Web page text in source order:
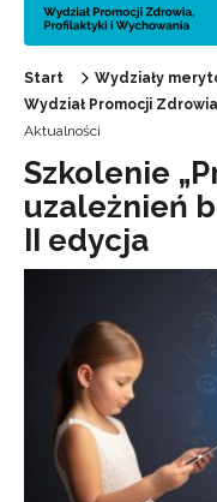
Start
Wydziały
Wydział Promocji
Aktualności
Szkolenie
uzależnień
II edycja